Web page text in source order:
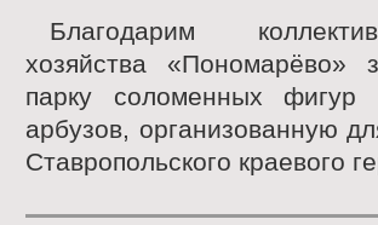
Благодарим
хозяйства «Пономарёво»
парку соломенных
арбузов, организованную
Ставропольского краевого